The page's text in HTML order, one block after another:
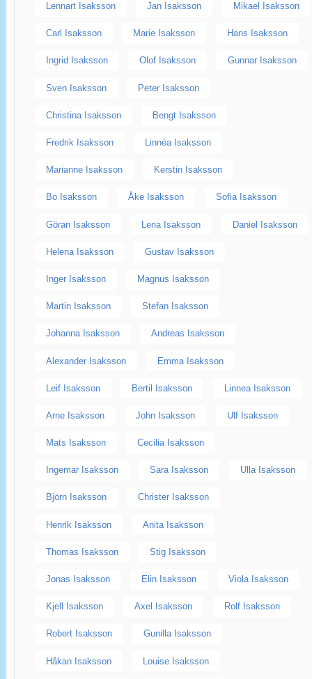
Lennart Isaksson Jan Isaksson Mikael Isaksson
Carl Isaksson Marie Isaksson Hans Isaksson
Ingrid Isaksson Olof Isaksson Gunnar Isaksson
Sven Isaksson Peter Isaksson
Christina Isaksson Bengt Isaksson
Fredrik Isaksson Linnéa Isaksson
Marianne Isaksson Kerstin Isaksson
Bo Isaksson Åke Isaksson Sofia Isaksson
Göran Isaksson Lena Isaksson Daniel Isaksson
Helena Isaksson Gustav Isaksson
Inger Isaksson Magnus Isaksson
Martin Isaksson Stefan Isaksson
Johanna Isaksson Andreas Isaksson
Alexander Isaksson Emma Isaksson
Leif Isaksson Bertil Isaksson Linnea Isaksson
Arne Isaksson John Isaksson Ulf Isaksson
Mats Isaksson Cecilia Isaksson
Ingemar Isaksson Sara Isaksson Ulla Isaksson
Björn Isaksson Christer Isaksson
Henrik Isaksson Anita Isaksson
Thomas Isaksson Stig Isaksson
Jonas Isaksson Elin Isaksson Viola Isaksson
Kjell Isaksson Axel Isaksson Rolf Isaksson
Robert Isaksson Gunilla Isaksson
Håkan Isaksson Louise Isaksson